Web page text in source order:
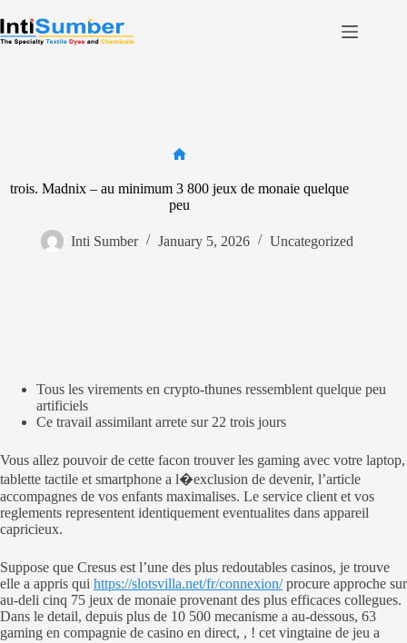
to
content
Contact
trois. Madnix – au minimum 3 800 jeux de monaie quelque
peu
Inti Sumber January 5, 2026 Uncategorized
Tous les virements en crypto-thunes ressemblent quelque peu
artificiels
Ce travail assimilant arrete sur 22 trois jours
Vous allez pouvoir de cette facon trouver les gaming avec votre laptop,
tablette tactile et smartphone a l�exclusion de devenir, l’article
accompagnes de vos enfants maximalises. Le service client et vos
reglements representent identiquement eventualites dans appareil
capricieux.
Suppose que Cresus est l’une des plus redoutables casinos, je trouve
elle a appris qui https://slotsvilla.net/fr/connexion/procure approche sur
au-deli cinq 75 jeux de monaie provenant des plus efficaces collegues.
Dans le detail, depuis plus de 10 500 mecanisme a au-dessous, 63
gaming en compagnie de casino en direct, , ! cet vingtaine de jeu a